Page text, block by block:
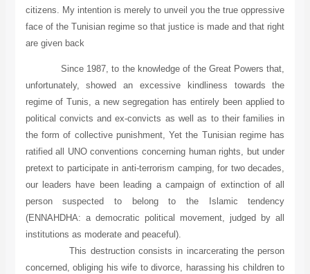
citizens. My intention is merely to unveil you the true oppressive
face of the Tunisian regime so that justice is made and that right
are given back
Since 1987, to the knowledge of the Great Powers that,
unfortunately, showed an excessive kindliness towards the
regime of Tunis, a new segregation has entirely been applied to
political convicts and ex-convicts as well as to their families in
the form of collective punishment, Yet the Tunisian regime has
ratified all UNO conventions concerning human rights, but under
pretext to participate in anti-terrorism camping, for two decades,
our leaders have been leading a campaign of extinction of all
person suspected to belong to the Islamic tendency
(ENNAHDHA: a democratic political movement, judged by all
institutions as moderate and peaceful).
This destruction consists in incarcerating the person
concerned, obliging his wife to divorce, harassing his children to